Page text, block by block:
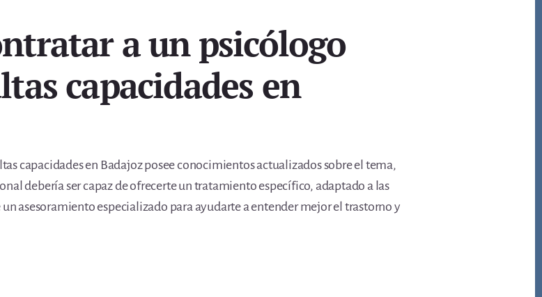
a un psicólogo
capacidades en
capacidades en Badajoz posee conocimientos actualizados sobre el tema,
debería ser capaz de ofrecerte un tratamiento específico, adaptado a las
asesoramiento especializado para ayudarte a entender mejor el trastorno y